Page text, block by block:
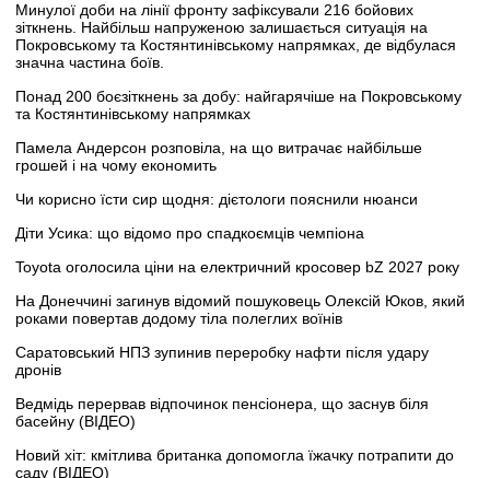
Минулої доби на лінії фронту зафіксували 216 бойових
зіткнень. Найбільш напруженою залишається ситуація на
Покровському та Костянтинівському напрямках, де відбулася
значна частина боїв.
Понад 200 боєзіткнень за добу: найгарячіше на Покровському
та Костянтинівському напрямках
Памела Андерсон розповіла, на що витрачає найбільше
грошей і на чому економить
Чи корисно їсти сир щодня: дієтологи пояснили нюанси
Діти Усика: що відомо про спадкоємців чемпіона
Toyota оголосила ціни на електричний кросовер bZ 2027 року
На Донеччині загинув відомий пошуковець Олексій Юков, який
роками повертав додому тіла полеглих воїнів
Саратовський НПЗ зупинив переробку нафти після удару
дронів
Ведмідь перервав відпочинок пенсіонера, що заснув біля
басейну (ВІДЕО)
Новий хіт: кмітлива британка допомогла їжачку потрапити до
саду (ВІДЕО)